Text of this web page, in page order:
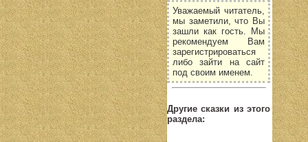
Уважаемый читатель,
мы заметили, что Вы
зашли как гость. Мы
рекомендуем Вам
зарегистрироваться
либо зайти на сайт
под своим именем.
Другие сказки из этого
раздела: